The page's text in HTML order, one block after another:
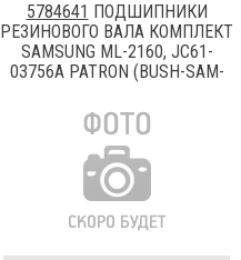
5784641 ПОДШИПНИКИ
РЕЗИНОВОГО ВАЛА КОМПЛЕКТ
SAMSUNG ML-2160, JC61-
03756A PATRON (BUSH-SAM-